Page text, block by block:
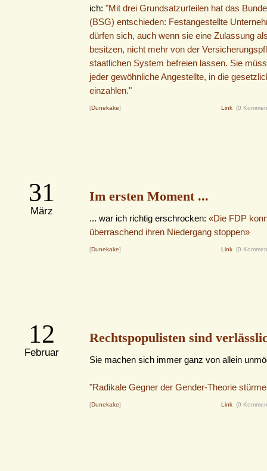
ich: "Mit drei Grundsatzurteilen hat das
(BSG) entschieden: Festangestellte
dürfen sich, auch wenn sie eine Zulassung
besitzen, nicht mehr von der
staatlichen System befreien lassen. Sie
jeder gewöhnliche Angestellte, in die
einzahlen."
[Dunekake] Link (0
31
März
Im ersten Moment ...
... war ich richtig erschrocken: «Die FDP
überraschend ihren Niedergang stoppen»
[Dunekake] Link (0
12
Februar
Rechtspopulisten sind
Sie machen sich immer ganz von allein
"Radikale Gegner der Gender-Theorie
[Dunekake] Link (0